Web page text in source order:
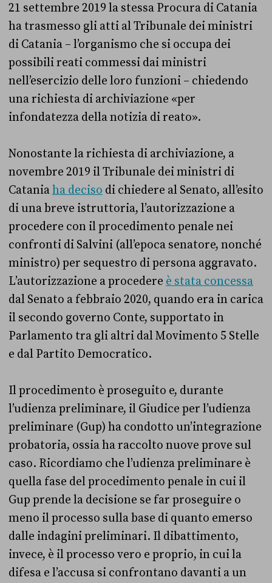
21 settembre 2019 la stessa Procura di Catania
ha trasmesso gli atti al Tribunale dei ministri
di Catania – l’organismo che si occupa dei
possibili reati commessi dai ministri
nell’esercizio delle loro funzioni – chiedendo
una richiesta di archiviazione «per
infondatezza della notizia di reato».
Nonostante la richiesta di archiviazione, a
novembre 2019 il Tribunale dei ministri di
Cataniaha deciso di chiedere al Senato, all’esito
di una breve istruttoria, l’autorizzazione a
procedere con il procedimento penale nei
confronti di Salvini (all’epoca senatore, nonché
ministro) per sequestro di persona aggravato.
L’autorizzazione a procedere è stata concessa
dal Senato a febbraio 2020, quando era in carica
il secondo governo Conte, supportato in
Parlamento tra gli altri dal Movimento 5 Stelle
e dal Partito Democratico.
Il procedimento è proseguito e, durante
l’udienza preliminare, il Giudice per l’udienza
preliminare (Gup) ha condotto un’integrazione
probatoria, ossia ha raccolto nuove prove sul
caso. Ricordiamo che l’udienza preliminare è
quella fase del procedimento penale in cui il
Gup prende la decisione se far proseguire o
meno il processo sulla base di quanto emerso
dalle indagini preliminari. Il dibattimento,
invece, è il processo vero e proprio, in cui la
difesa e l’accusa si confrontano davanti a un